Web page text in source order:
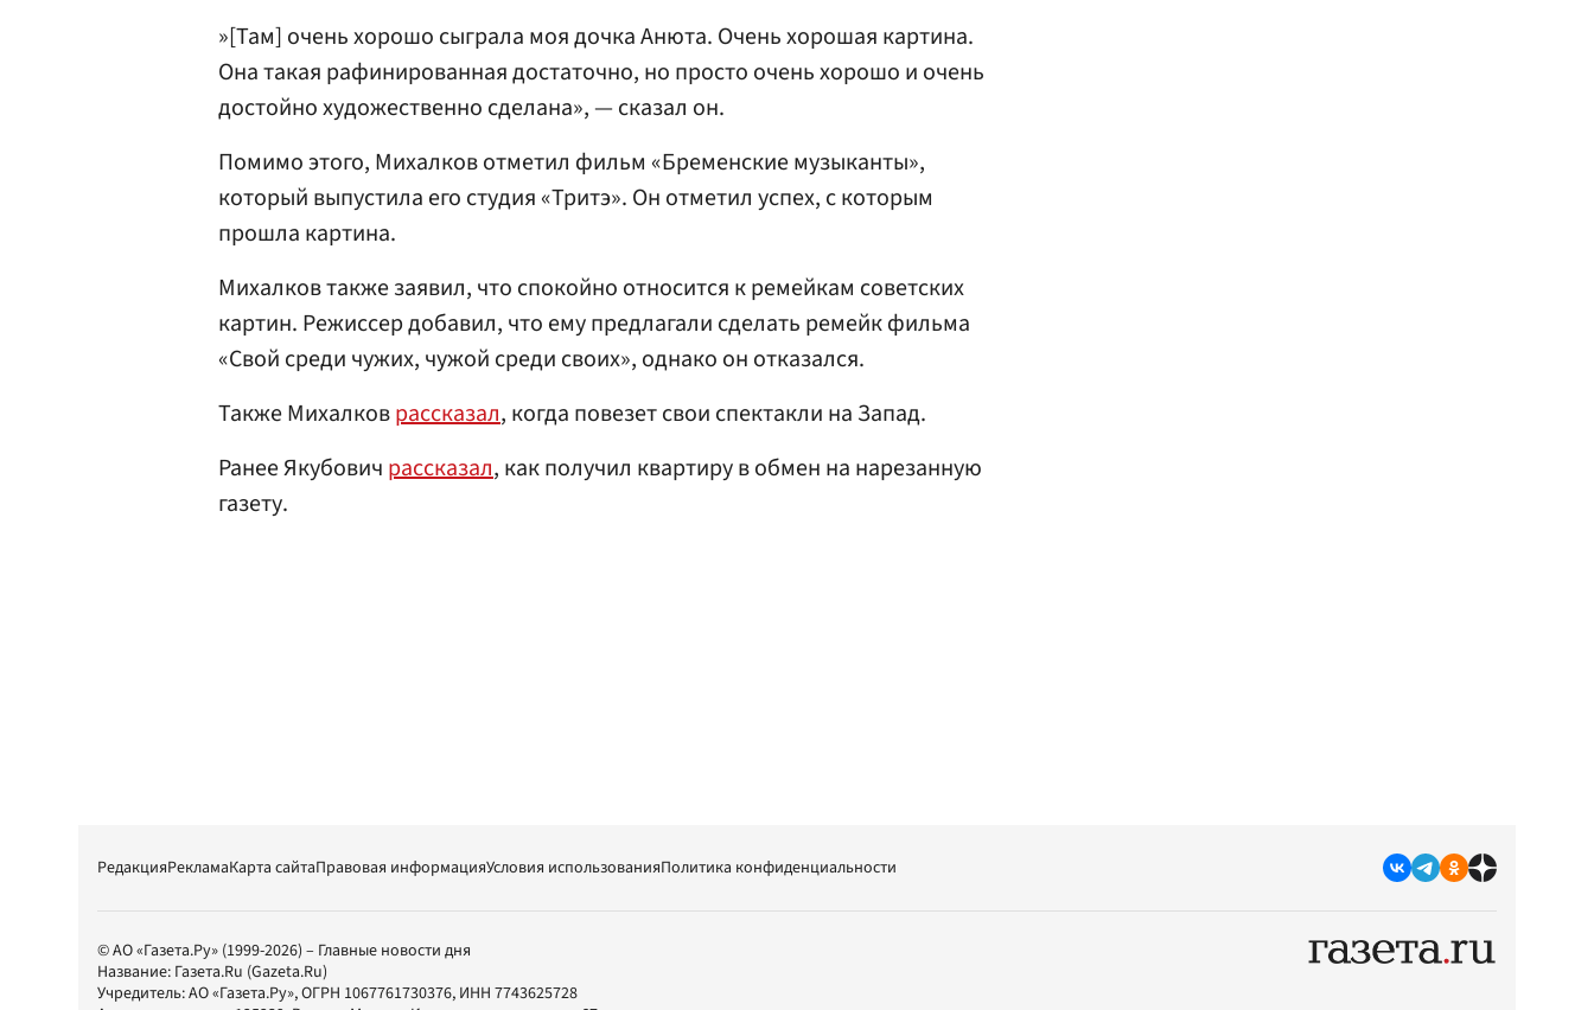
»[Там] очень хорошо сыграла моя дочка Анюта. Очень хорошая картина.
Она такая рафинированная достаточно, но просто очень хорошо и очень
достойно художественно сделана», — сказал он.
Помимо этого, Михалков отметил фильм «Бременские музыканты»,
который выпустила его студия «Тритэ». Он отметил успех, с которым
прошла картина.
Михалков также заявил, что спокойно относится к ремейкам советских
картин. Режиссер добавил, что ему предлагали сделать ремейк фильма
«Свой среди чужих, чужой среди своих», однако он отказался.
Также Михалковрассказал, когда повезет свои спектакли на Запад.
Ранее Якубович рассказал, как получил квартиру в обмен на нарезанную
газету.
РедакцияРекламаКарта сайтаПравовая информацияУсловия использованияПолитика конфиденциальности
© АО «Газета.Ру» (1999-2026) – Главные новости дня
Название: Газета.Ru (Gazeta.Ru)
Учредитель:АО «Газета.Ру», ОГРН 1067761730376, ИНН 7743625728